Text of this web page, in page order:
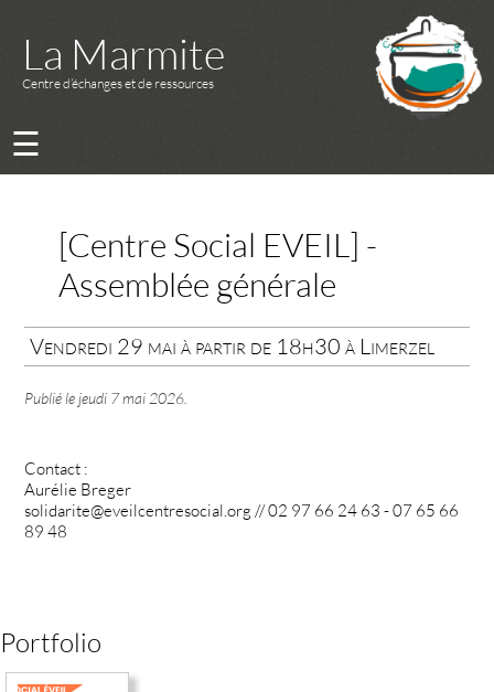
La Marmite
Centre d’échanges et de ressources
☰
[Centre Social EVEIL] -
Assemblée générale
Vendredi 29 mai à partir de 18h30 à Limerzel
Publié le jeudi 7 mai 2026
Contact :
Aurélie Breger
solidarite@eveilcentresocial.org // 02 97 66 24 63 - 07 65 66
89 48
Portfolio